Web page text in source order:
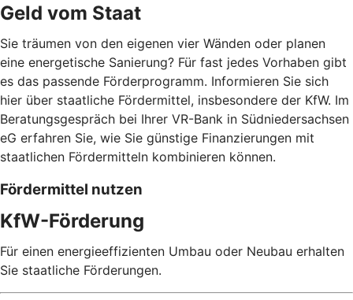
Geld vom Staat
Sie träumen von den eigenen vier Wänden oder planen
eine energetische Sanierung? Für fast jedes Vorhaben gibt
es das passende Förderprogramm. Informieren Sie sich
hier über staatliche Fördermittel, insbesondere der KfW. Im
Beratungsgespräch bei Ihrer VR-Bank in Südniedersachsen
eG erfahren Sie, wie Sie günstige Finanzierungen mit
staatlichen Fördermitteln kombinieren können.
Fördermittel nutzen
KfW-Förderung
Für einen energieeffizienten Umbau oder Neubau erhalten
Sie staatliche Förderungen.